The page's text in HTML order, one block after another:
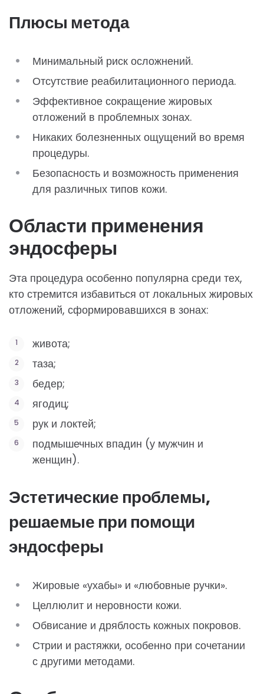
Плюсы метода
Минимальный риск осложнений.
Отсутствие реабилитационного периода.
Эффективное сокращение жировых
отложений в проблемных зонах.
Никаких болезненных ощущений во время
процедуры.
Безопасность и возможность применения
для различных типов кожи.
Области применения
эндосферы
Эта процедура особенно популярна среди тех,
кто стремится избавиться от локальных жировых
отложений, сформировавшихся в зонах:
живота;
таза;
бедер;
ягодиц;
рук и локтей;
подмышечных впадин (у мужчин и
женщин).
Эстетические проблемы,
решаемые при помощи
эндосферы
Жировые «ухабы» и «любовные ручки».
Целлюлит и неровности кожи.
Обвисание и дряблость кожных покровов.
Стрии и растяжки, особенно при сочетании
с другими методами.